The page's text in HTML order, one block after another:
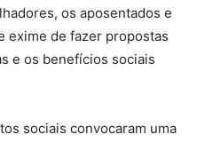
os aposentados e
exime de fazer propostas
e os benefícios sociais
sociais convocaram uma